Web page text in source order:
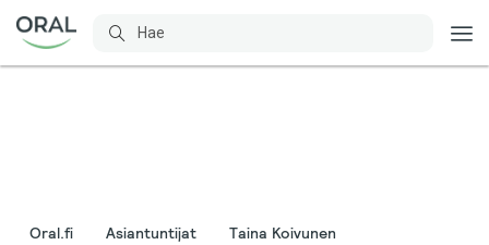
Oral.fi Asiantuntijat Taina Koivunen